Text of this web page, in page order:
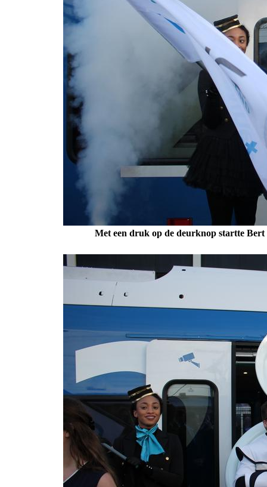
Met een druk op de deurknop startte Bert